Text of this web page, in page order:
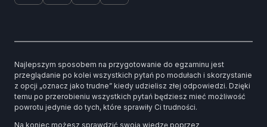
Najlepszym sposobem na przygotowanie do egzaminu jest
przeglądanie po kolei wszystkich pytań po modułach i skorzystanie
z opcji „oznacz jako trudne” kiedy udzielisz złej odpowiedzi. Dzięki
temu po przerobieniu wszystkich pytań będziesz mieć możliwość
powrotu jedynie do tych, które sprawiły Ci trudności.
Na koniec możesz sprawdzić swoją wiedzę poprzez